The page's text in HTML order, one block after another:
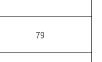
79